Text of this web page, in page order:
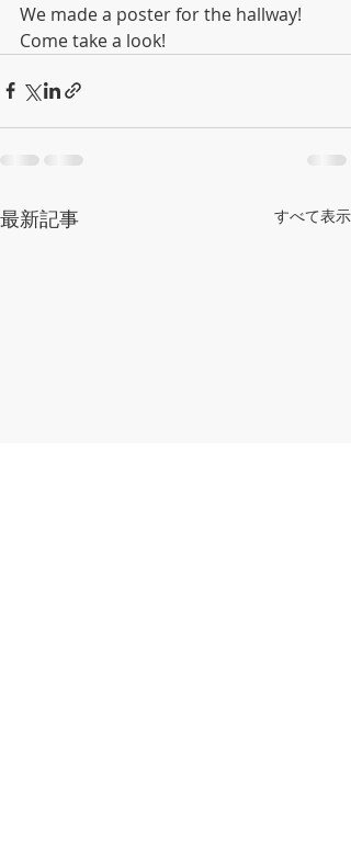
We made a poster for the hallway!
Come take a look!
最新記事 すべて表示